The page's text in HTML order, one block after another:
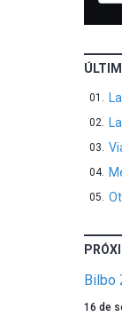
Bilbo
Un
16 de